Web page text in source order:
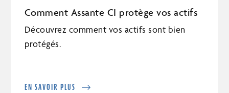
Comment Assante CI protège vos actifs
Découvrez comment vos actifs sont bien
protégés.
EN SAVOIR PLUS